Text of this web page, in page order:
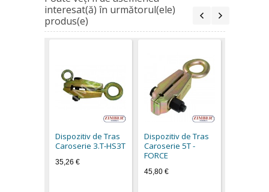
interesat(ă) în următorul(ele)
produs(e)
Dispozitiv de Tras
Caroserie 3.T-HS3T
35,26 €
Dispozitiv de Tras
Caroserie 5T -
FORCE
45,80 €